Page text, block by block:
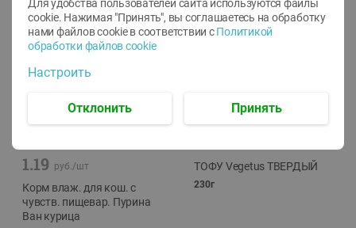
-12%
1.19 руб./шт
Корм влаж. для кош. с
чувств. пищевар. Пурина
Ван курица
-24%
ТОФУ Vegetus ТВЕРДЫЙ
230г
Для удобства пользователей сайта используются файлы
cookie. Нажимая "Принять", вы соглашаетесь на обработку
нами файлов cookie в соответствии с Политикой
обработки файлов cookie
Настроить
Отклонить Принять